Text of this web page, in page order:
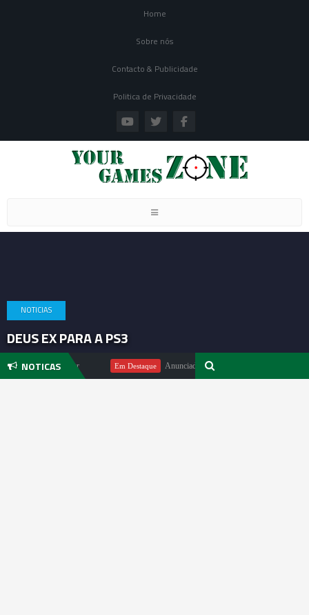
Home
Sobre nós
Contacto & Publicidade
Politica de Privacidade
Toggle navigation
NOTICIAS
DEUS EX PARA A PS3
NOTICAS
Michael Pachter Em Destaque Anunciado DualSense The Last of Us Limited